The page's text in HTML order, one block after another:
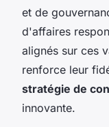
et de
d'affaires
alignés sur ces
renforce leur
stratégie de
innovante.